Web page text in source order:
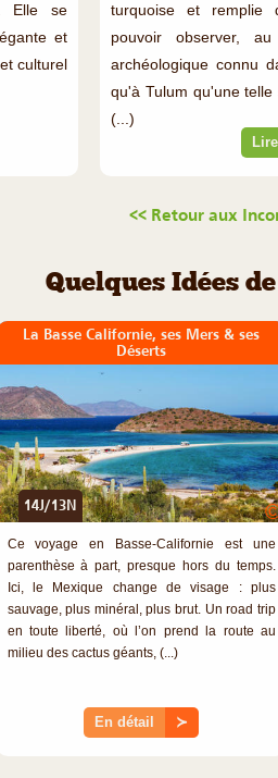
Elle se
et
culturel
turquoise et remplie
pouvoir observer,
archéologique connu
qu'à Tulum qu'une
(...)
<< Retour aux
Quelques Idées
La Basse Californie, ses Mers & ses
Déserts
14J/13N
Ce voyage en Basse-Californie est une
parenthèse à part, presque hors du temps.
Ici, le Mexique change de visage : plus
sauvage, plus minéral, plus brut. Un road trip
en toute liberté, où l’on prend la route au
milieu des cactus géants, (...)
En détail ≻